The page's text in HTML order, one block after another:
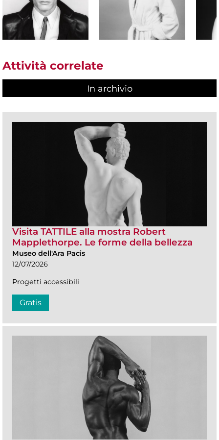
Attività correlate
In archivio
Visita TATTILE alla mostra Robert
Mapplethorpe. Le forme della bellezza
Museo dell'Ara Pacis
12/07/2026
Progetti accessibili
Gratis